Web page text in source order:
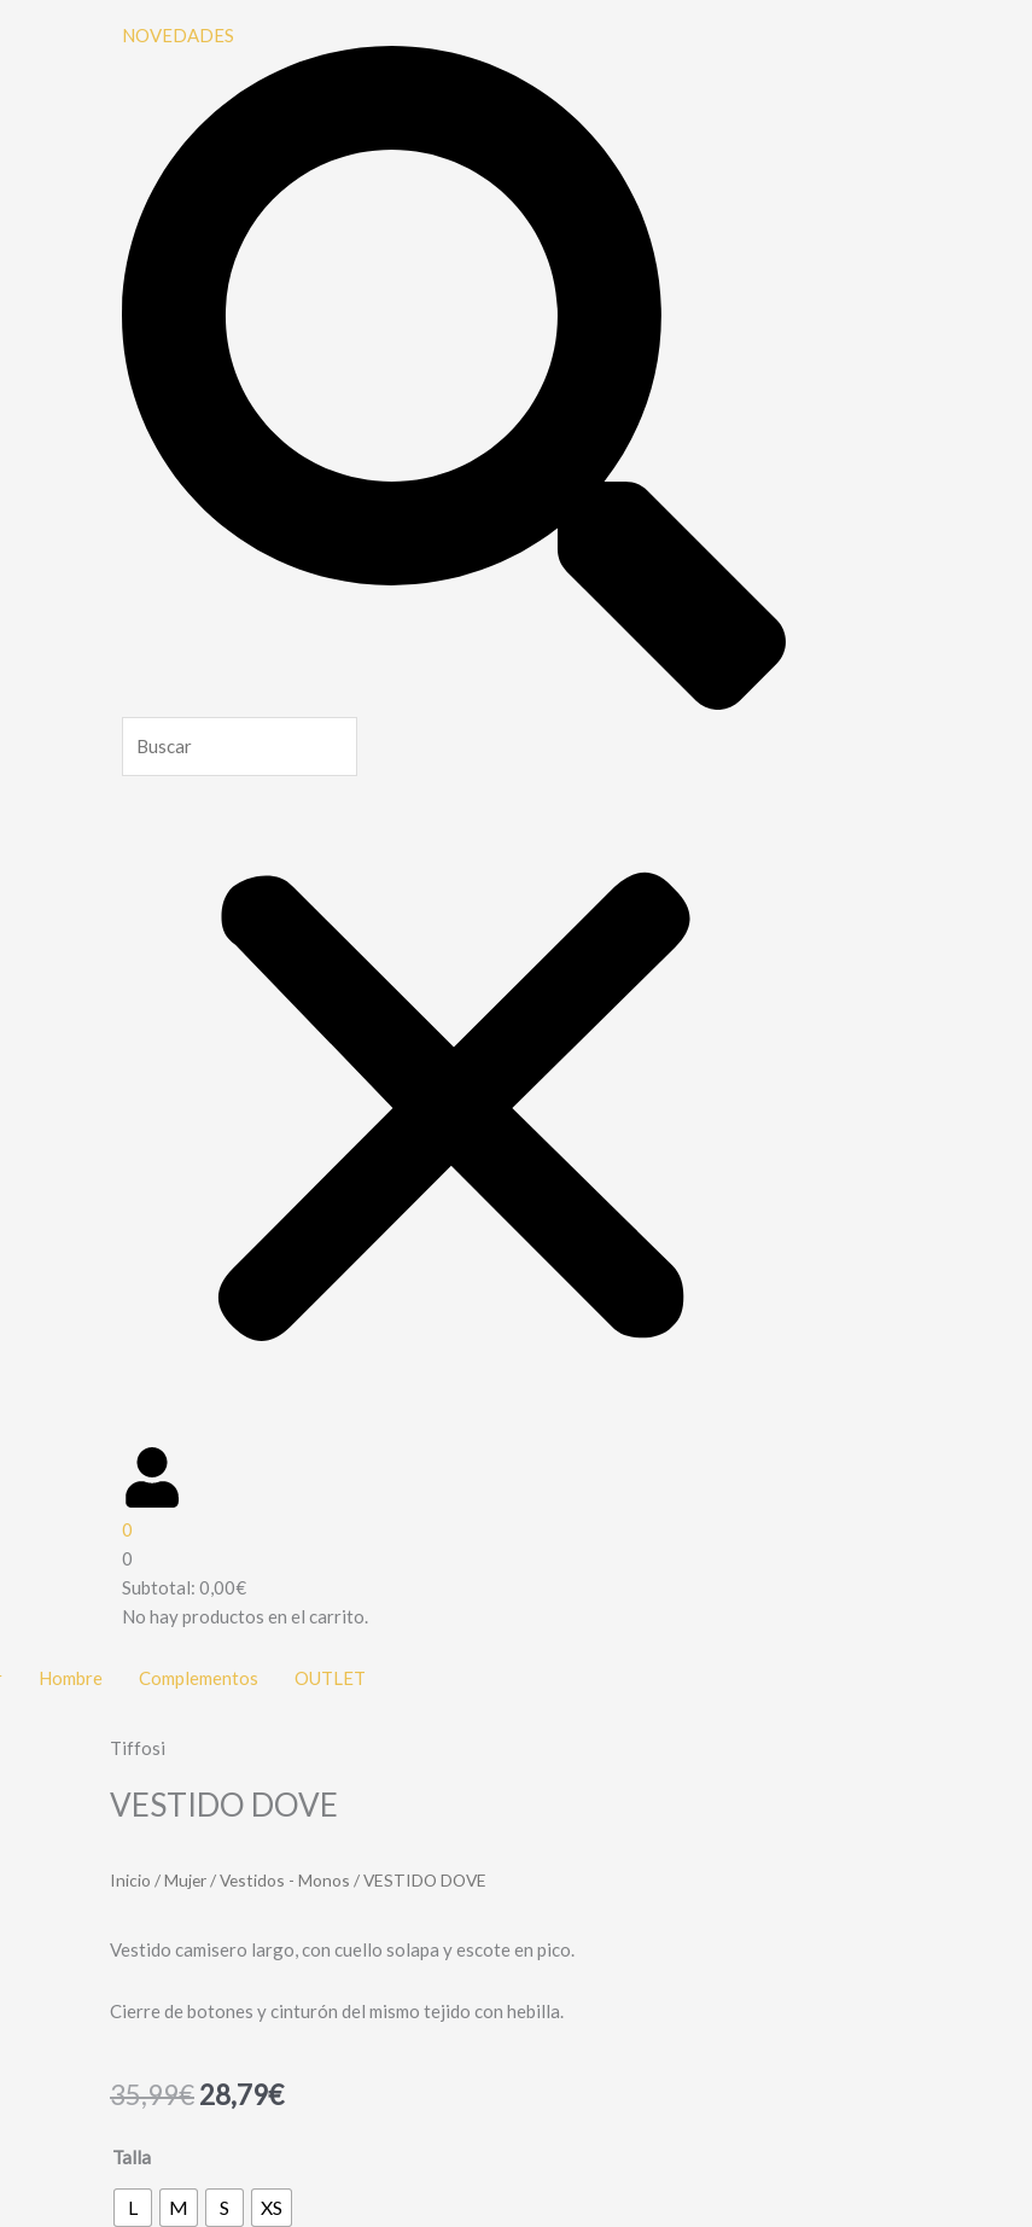
NOVEDADES
0
0
Subtotal: 0,00€
No hay productos en el carrito.
Hombre Complementos OUTLET
Tiffosi
VESTIDO DOVE
Inicio /Mujer/Vestidos - Monos / VESTIDO DOVE
Vestido camisero largo, con cuello solapa y escote en pico.
Cierre de botones y cinturón del mismo tejido con hebilla.
35,99€28,79€
Talla
L M S XS
VESTIDO
cantidad